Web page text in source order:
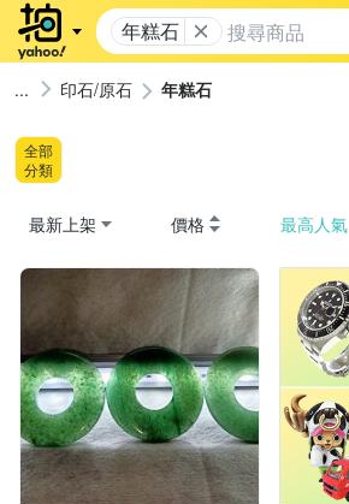
年糕石
印石/原石 年糕石
全部
分類
最新上架 價格 最高人氣